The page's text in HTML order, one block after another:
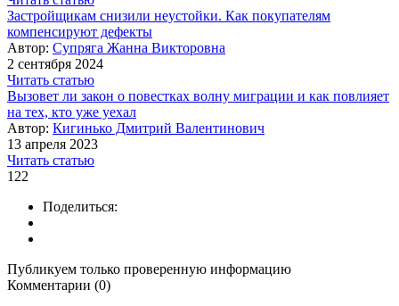
Застройщикам снизили неустойки. Как покупателям
компенсируют дефекты
Автор: Супряга Жанна Викторовна
2 сентября 2024
Читать статью
Вызовет ли закон о повестках волну миграции и как повлияет
на тех, кто уже уехал
Автор: Кигинько Дмитрий Валентинович
13 апреля 2023
Читать статью
122
Поделиться:
Публикуем только проверенную информацию
Комментарии (0)